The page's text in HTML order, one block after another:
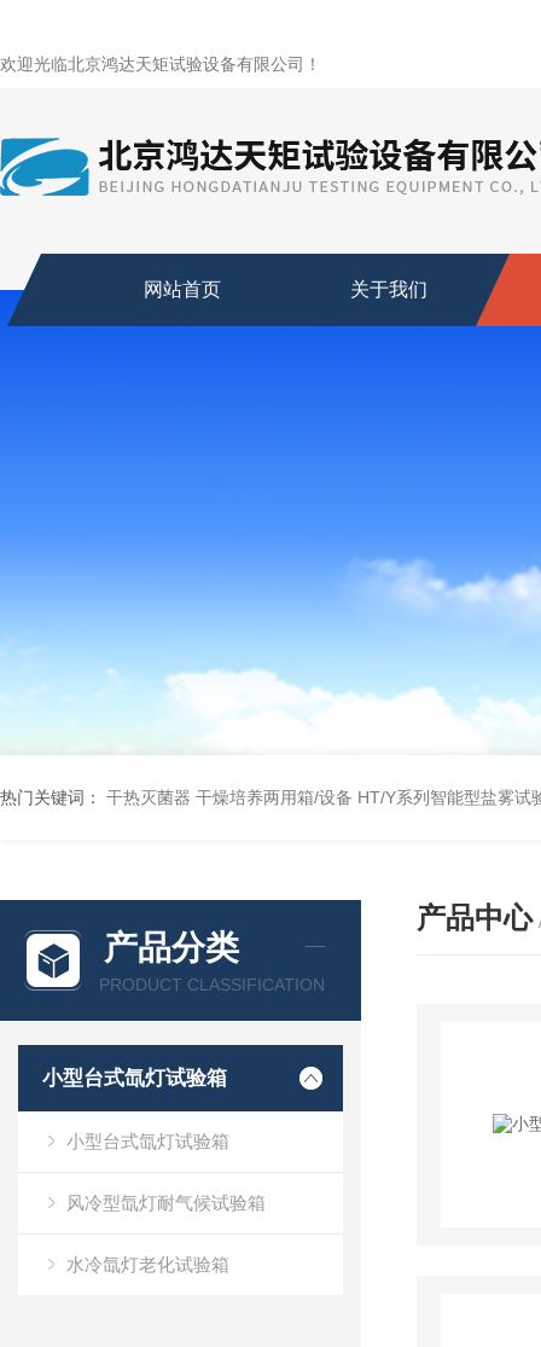
欢迎光临北京鸿达天矩试验设备有限公司！
网站首页 关于我们
热门关键词： 干热灭菌器 干燥培养两用箱/设备 HT/Y系列智能型盐雾试
产品分类
PRODUCT CLASSIFICATION
小型台式氙灯试验箱
小型台式氙灯试验箱
风冷型氙灯耐气候试验箱
水冷氙灯老化试验箱
产品中心